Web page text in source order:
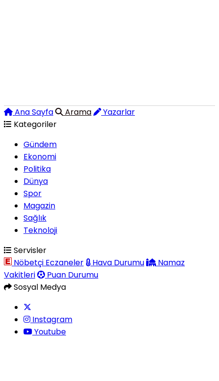
Ana Sayfa Arama
Yazarlar
Kategoriler
Gündem
Ekonomi
Politika
Dünya
Spor
Magazin
Sağlık
Teknoloji
Servisler
Nöbetçi Eczaneler
Hava Durumu
Namaz
Vakitleri
Puan Durumu
Sosyal Medya
Instagram
Youtube